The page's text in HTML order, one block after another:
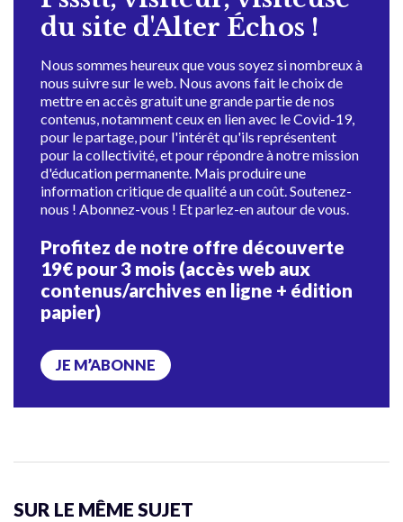
du site d'Alter Échos !
Nous sommes heureux que vous soyez si nombreux à
nous suivre sur le web. Nous avons fait le choix de
mettre en accès gratuit une grande partie de nos
contenus, notamment ceux en lien avec le Covid-19,
pour le partage, pour l'intérêt qu'ils représentent
pour la collectivité, et pour répondre à notre mission
d'éducation permanente. Mais produire une
information critique de qualité a un coût. Soutenez-
nous ! Abonnez-vous ! Et parlez-en autour de vous.
Profitez de notre offre découverte
19€ pour 3 mois (accès web aux
contenus/archives en ligne + édition
papier)
JE M’ABONNE
SUR LE MÊME SUJET